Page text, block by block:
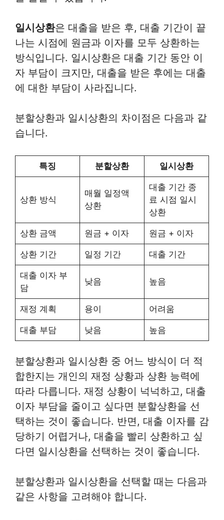
일시상환은 대출을 받은 후, 대출 기간이 끝
나는 시점에 원금과 이자를 모두 상환하는
방식입니다. 일시상환은 대출 기간 동안 이
자 부담이 크지만, 대출을 받은 후에는 대출
에 대한 부담이 사라집니다.
분할상환과 일시상환의 차이점은 다음과 같
습니다.
특징 분할상환 일시상환
상환 방식
매월 일정액
상환
대출 기간 종
료 시점 일시
상환
상환 금액 원금 + 이자 원금 + 이자
상환 기간 일정 기간 대출 기간
대출 이자 부
담
낮음 높음
재정 계획 용이 어려움
대출 부담 낮음 높음
분할상환과 일시상환 중 어느 방식이 더 적
합한지는 개인의 재정 상황과 상환 능력에
따라 다릅니다. 재정 상황이 넉넉하고, 대출
이자 부담을 줄이고 싶다면 분할상환을 선
택하는 것이 좋습니다. 반면, 대출 이자를 감
당하기 어렵거나, 대출을 빨리 상환하고 싶
다면 일시상환을 선택하는 것이 좋습니다.
분할상환과 일시상환을 선택할 때는 다음과
같은 사항을 고려해야 합니다.